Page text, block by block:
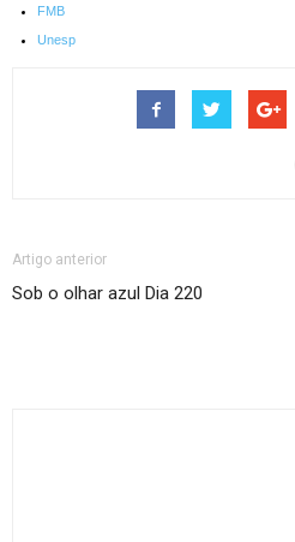
FMB
Unesp
Artigo anterior
Sob o olhar azul Dia 220